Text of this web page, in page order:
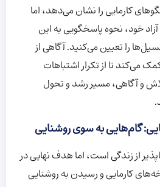
کارمایی را نشان می‌دهد، اما
خود، نحوه پاسخگویی به این
را تعیین می‌کنید. آگاهی از
می‌کند تا از تکرار اشتباهات
و آگاهی، مسیر رشد و تحول
گام‌هایی به سوی روشنایی
از زندگی است، اما هدف نهایی در
کارمایی و رسیدن به روشنایی